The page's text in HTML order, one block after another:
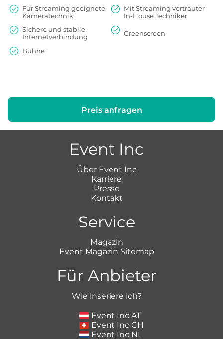
Für Streaming geeignete
Kameratechnik
Mit Streaming vertrauter
In-House Techniker
Sichere und stabile
Internetverbindung
Greenscreen
Bühne
Preis anfragen
Event Inc
Über Event Inc
Karriere
Presse
Kontakt
Service
Magazin
Event Magazin Sitemap
Für Anbieter
Wie inseriere ich?
Event Inc AT
Event Inc CH
Event Inc NL